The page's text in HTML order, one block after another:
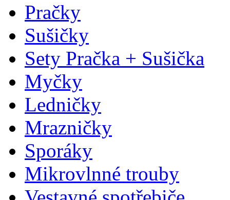
Pračky
Sušičky
Sety Pračka + Sušička
Myčky
Ledničky
Mrazničky
Sporáky
Mikrovlnné trouby